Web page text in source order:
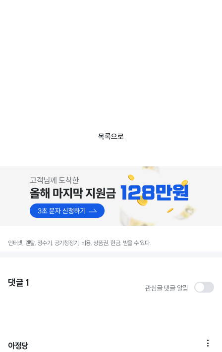
목록으로
인터넷, 렌탈, 정수기, 공기청정기, 비용, 상품권, 현금, 받을 수 있다.
댓글 1 관심글 댓글 알림
아정당 